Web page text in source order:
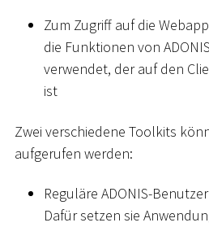
Zum Zugriff auf die
die Funktionen von
verwendet, der auf den
ist
Zwei verschiedene Toolkits
aufgerufen werden:
Reguläre ADONIS-
Dafür setzen sie